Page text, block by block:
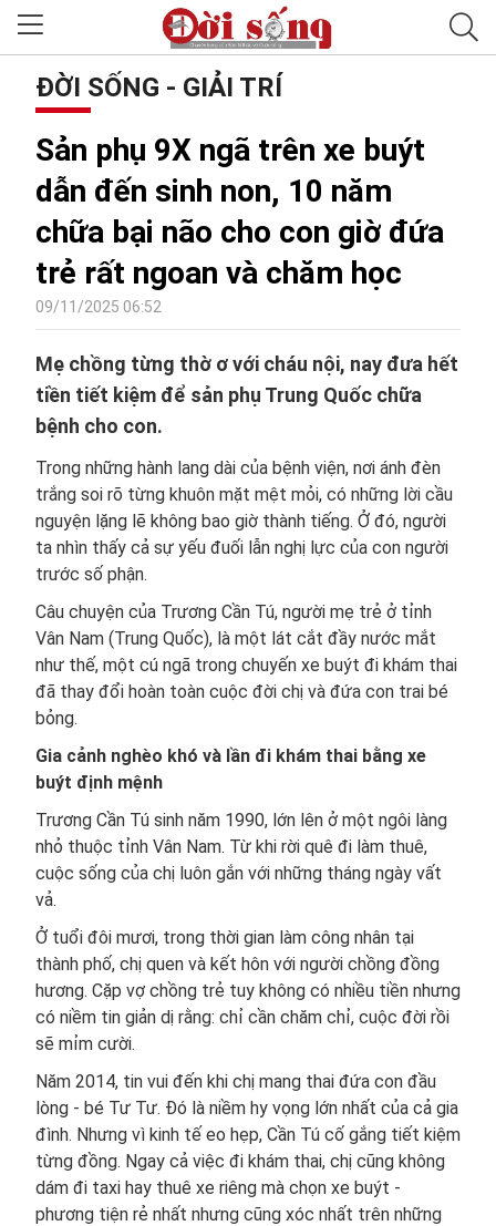
ĐỜI SỐNG - GIẢI TRÍ
Sản phụ 9X ngã trên xe buýt
dẫn đến sinh non, 10 năm
chữa bại não cho con giờ đứa
trẻ rất ngoan và chăm học
09/11/2025 06:52
Mẹ chồng từng thờ ơ với cháu nội, nay đưa hết
tiền tiết kiệm để sản phụ Trung Quốc chữa
bệnh cho con.
Trong những hành lang dài của bệnh viện, nơi ánh đèn
trắng soi rõ từng khuôn mặt mệt mỏi, có những lời cầu
nguyện lặng lẽ không bao giờ thành tiếng. Ở đó, người
ta nhìn thấy cả sự yếu đuối lẫn nghị lực của con người
trước số phận.
Câu chuyện của Trương Cần Tú, người mẹ trẻ ở tỉnh
Vân Nam (Trung Quốc), là một lát cắt đầy nước mắt
như thế, một cú ngã trong chuyến xe buýt đi khám thai
đã thay đổi hoàn toàn cuộc đời chị và đứa con trai bé
bỏng.
Gia cảnh nghèo khó và lần đi khám thai bằng xe
buýt định mệnh
Trương Cần Tú sinh năm 1990, lớn lên ở một ngôi làng
nhỏ thuộc tỉnh Vân Nam. Từ khi rời quê đi làm thuê,
cuộc sống của chị luôn gắn với những tháng ngày vất
vả.
Ở tuổi đôi mươi, trong thời gian làm công nhân tại
thành phố, chị quen và kết hôn với người chồng đồng
hương. Cặp vợ chồng trẻ tuy không có nhiều tiền nhưng
có niềm tin giản dị rằng: chỉ cần chăm chỉ, cuộc đời rồi
sẽ mỉm cười.
Năm 2014, tin vui đến khi chị mang thai đứa con đầu
lòng - bé Tư Tư. Đó là niềm hy vọng lớn nhất của cả gia
đình. Nhưng vì kinh tế eo hẹp, Cần Tú cố gắng tiết kiệm
từng đồng. Ngay cả việc đi khám thai, chị cũng không
dám đi taxi hay thuê xe riêng mà chọn xe buýt -
phương tiện rẻ nhất nhưng cũng xóc nhất trên những